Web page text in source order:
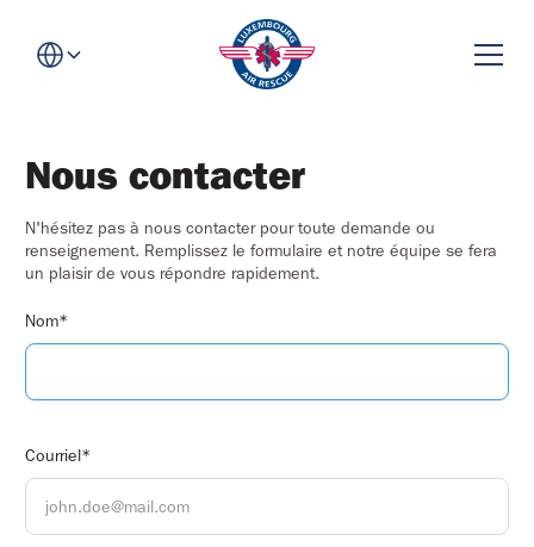
Nous contacter
N'hésitez pas à nous contacter pour toute demande ou
renseignement. Remplissez le formulaire et notre équipe se fera
un plaisir de vous répondre rapidement.
Nom*
Courriel*